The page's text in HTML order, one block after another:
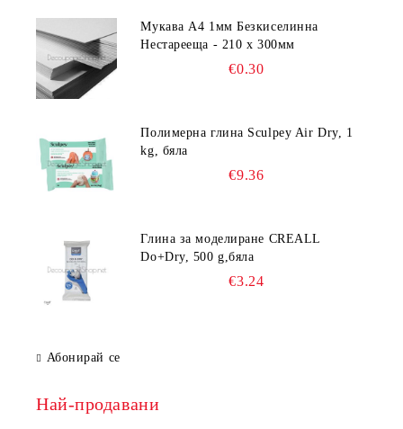
Мукава А4 1мм Безкиселинна
Нестарееща - 210 х 300мм
€0.30
Полимерна глина Sculpey Air Dry, 1
kg, бяла
€9.36
Глина за моделиране CREALL
Do+Dry, 500 g,бяла
€3.24
Абонирай се
Най-продавани